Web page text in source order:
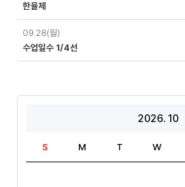
한율제
09.28(월)
수업일수 1/4선
2026. 10
S M T W